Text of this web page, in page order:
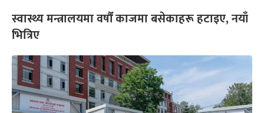
स्वास्थ्य मन्त्रालयमा वर्षौं काजमा बसेकाहरू हटाइए, नयाँ
भित्रिए